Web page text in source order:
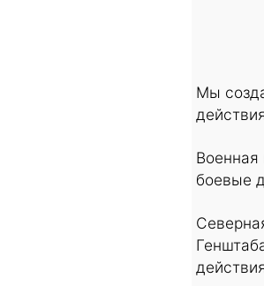
Мы
Военная
боевые